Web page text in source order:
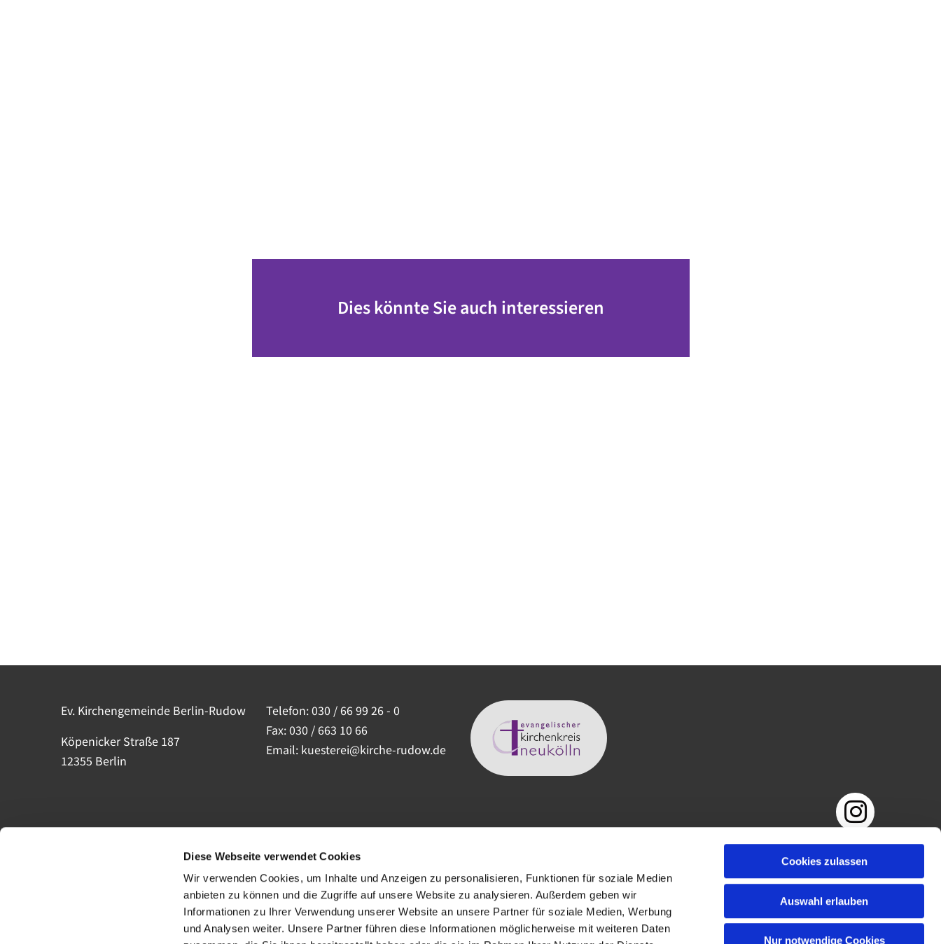
Diese Webseite verwendet Cookies
Wir verwenden Cookies, um Inhalte und Anzeigen zu personalisieren, Funktionen für soziale Medien
anbieten zu können und die Zugriffe auf unsere Website zu analysieren. Außerdem geben wir
Informationen zu Ihrer Verwendung unserer Website an unsere Partner für soziale Medien, Werbung
und Analysen weiter. Unsere Partner führen diese Informationen möglicherweise mit weiteren Daten
Cookies zulassen
Auswahl erlauben
Nur notwendige Cookies
Dies könnte Sie auch interessieren
Ev. Kirchengemeinde Berlin-Rudow
Köpenicker Straße 187
12355 Berlin
Telefon:030 / 66 99 26 - 0
Fax: 030 / 663 10 66
Email: kuesterei@kirche-rudow.de
Datenschutzerklärung